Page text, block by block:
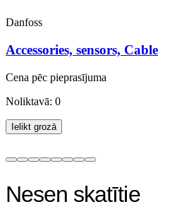
Danfoss
Accessories, sensors, Cable
Cena pēc pieprasījuma
Noliktavā: 0
Ielikt grozā
Nesen skatītie